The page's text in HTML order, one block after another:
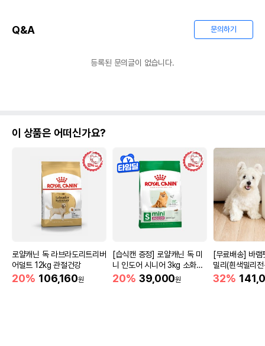
Q&A 문의하기
등록된 문의글이 없습니다.
이 상품은 어떠신가요?
로얄캐닌 독 라브라도리트리버
어덜트 12kg 관절건강
20% 106,160원
[습식캔 증정] 로얄캐닌 독 미
니 인도어 시니어 3kg 소화도
움
20% 39,000원
[무료배송] 바램
밀리(흰색밀리
함)
32%